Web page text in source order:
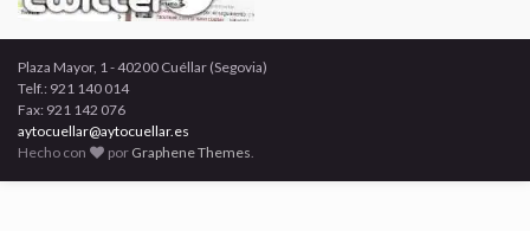
Plaza Mayor, 1 - 40200 Cuéllar (Segovia)
Telf.: 921 140 014
Fax: 921 142 076
aytocuellar@aytocuellar.es
Hecho con
por Graphene Themes